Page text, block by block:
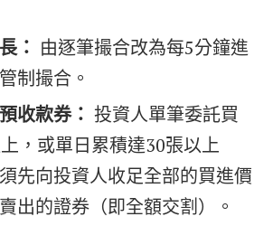
： 由逐筆撮合改為每5分鐘進
制撮合。
收款券： 投資人單筆委託買
，或單日累積達30張以上
先向投資人收足全部的買進價
出的證券（即全額交割）。